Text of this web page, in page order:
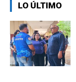
LO ÚLTIMO